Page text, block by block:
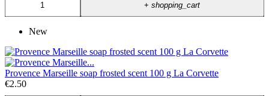
+shopping_cart
New
Provence Marseille soap frosted scent 100 g La Corvette
€2.50